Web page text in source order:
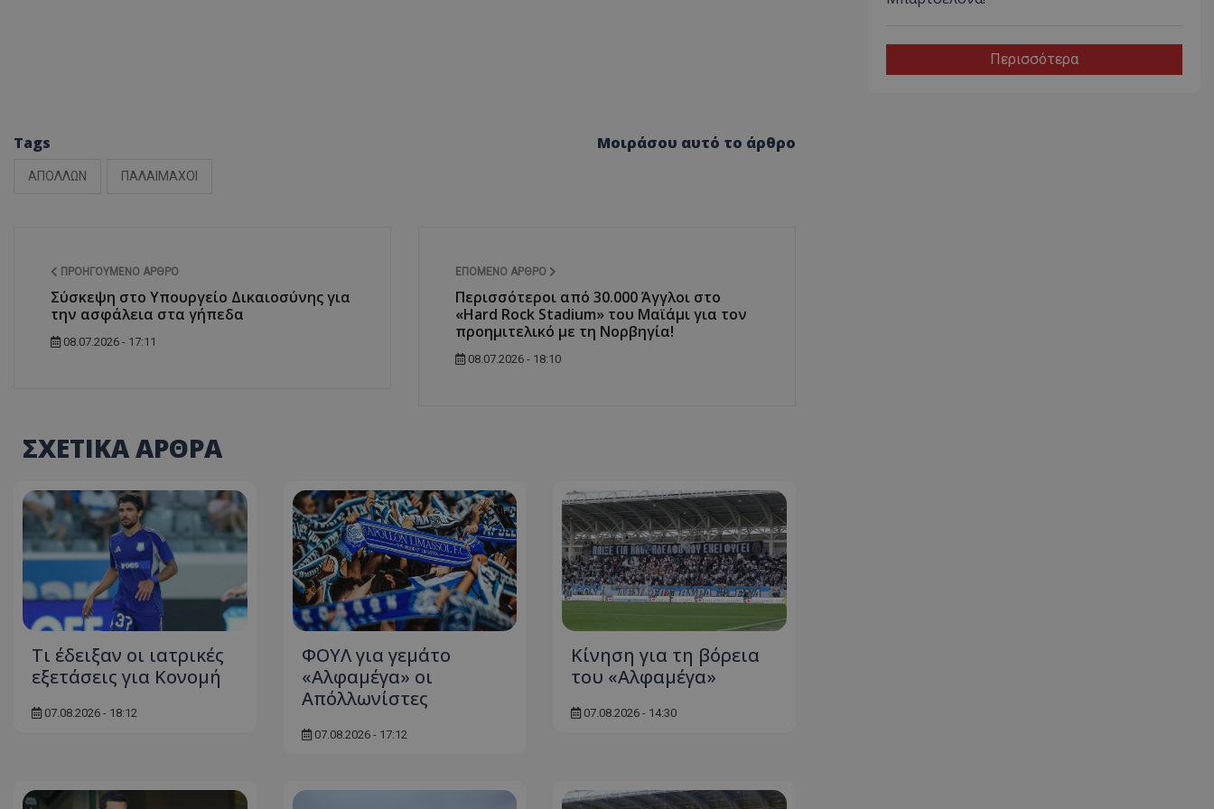
Tags
ΑΠΟΛΛΩΝ ΠΑΛΑΙΜΑΧΟΙ
Μοιράσου αυτό το άρθρο
ΠΡΟΗΓΟΎΜΕΝΟ ΆΡΘΡΟ
Σύσκεψη στο Υπουργείο Δικαιοσύνης για
την ασφάλεια στα γήπεδα
08.07.2026 - 17:11
ΕΠΌΜΕΝΟ ΆΡΘΡΟ
Περισσότεροι από 30.000 Άγγλοι στο
«Hard Rock Stadium» του Μαϊάμι για τον
προημιτελικό με τη Νορβηγία!
08.07.2026 - 18:10
ΣΧΕΤΙΚΑ ΑΡΘΡΑ
Τι έδειξαν οι ιατρικές
εξετάσεις για Κονομή
07.08.2026 - 18:12
ΦΟΥΛ για γεμάτο
«Αλφαμέγα» οι
Απόλλωνίστες
07.08.2026 - 17:12
Κίνηση για τη βόρεια
του «Αλφαμέγα»
07.08.2026 - 14:30
Περισσότερα